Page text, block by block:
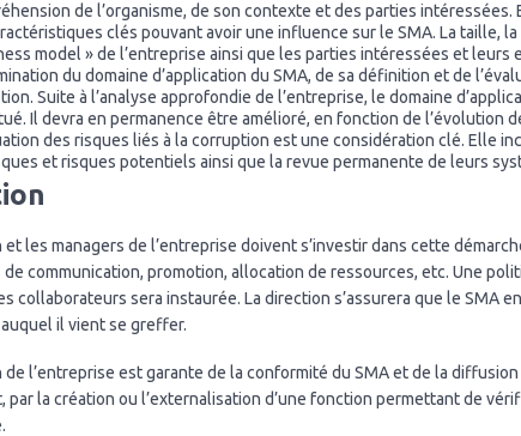
de l’organisme, de son contexte et des parties intéressées.
clés pouvant avoir une influence sur le SMA. La taille,
model » de l’entreprise ainsi que les parties intéressées et leurs
du domaine d’application du SMA, de sa définition et de
Suite à l’analyse approfondie de l’entreprise, le domaine
Il devra en permanence être amélioré, en fonction de l’évolution
des risques liés à la corruption est une considération clé. Elle
et risques potentiels ainsi que la revue permanente de leurs
et les managers de l’entreprise doivent s’investir dans cette
de communication, promotion, allocation de ressources, etc. Une
collaborateurs sera instaurée. La direction s’assurera que le SMA
il vient se greffer.
de l’entreprise est garante de la conformité du SMA et de la
par la création ou l’externalisation d’une fonction permettant de